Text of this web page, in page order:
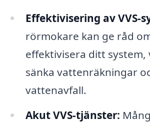
Effektivisering av VVS-
rörmokare kan ge råd
effektivisera ditt system,
sänka vattenräkningar
vattenavfall.
Akut VVS-tjänster: